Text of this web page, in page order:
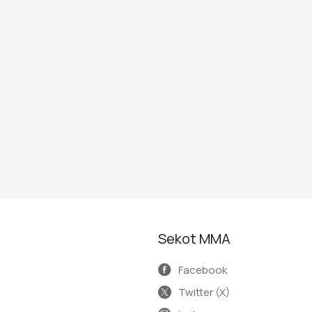
Sekot MMA
Facebook
Twitter (X)